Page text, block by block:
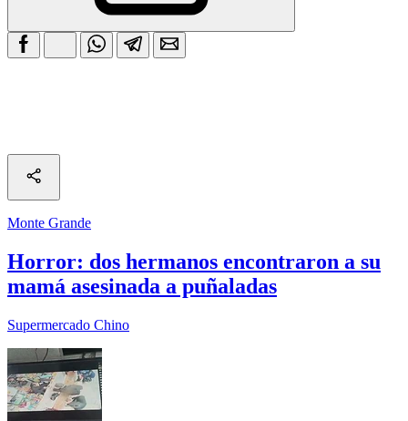
Monte Grande
Horror: dos hermanos encontraron a su
mamá asesinada a puñaladas
Supermercado Chino